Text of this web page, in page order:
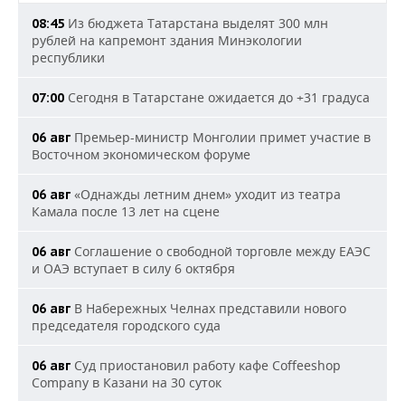
08:45 Из бюджета Татарстана выделят 300 млн
рублей на капремонт здания Минэкологии
республики
07:00 Сегодня в Татарстане ожидается до +31 градуса
06 авг Премьер-министр Монголии примет участие в
Восточном экономическом форуме
06 авг «Однажды летним днем» уходит из театра
Камала после 13 лет на сцене
06 авг Соглашение о свободной торговле между ЕАЭС
и ОАЭ вступает в силу 6 октября
06 авг В Набережных Челнах представили нового
председателя городского суда
06 авг Суд приостановил работу кафе Coffeeshop
Company в Казани на 30 суток